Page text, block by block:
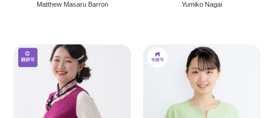
Matthew Masaru Barron Yumiko Nagai